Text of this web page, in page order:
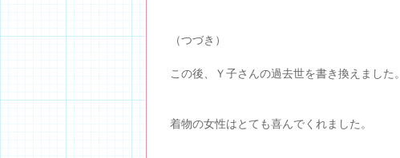
（つづき）
この後、Ｙ子さんの過去世を書き換えました。
着物の女性はとても喜んでくれました。